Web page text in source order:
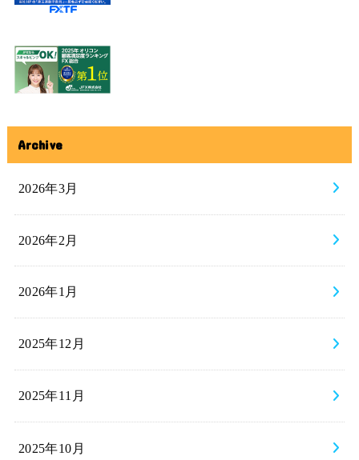
Archive
2026年3月
2026年2月
2026年1月
2025年12月
2025年11月
2025年10月